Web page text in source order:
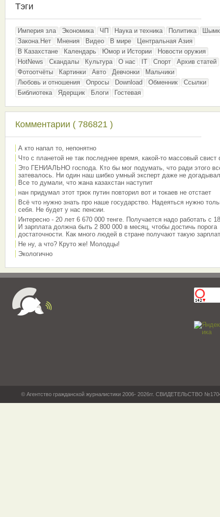
Тэги
Империя зла Экономика ЧП Наука и техника Политика
Закона.Нет
Мнения Видео В мире
Центральная Азия
В Казахстане
Календарь Юмор и Истории
Новости оружия
HotNews
Скандалы Культура О нас IT Спорт
Архив статей
Фотоотчёты
Картинки Авто Девчонки
Мальчики
Любовь и отношения
Опросы Download Обменник
Ссылки
Библиотека
Ядерщик Блоги Гостевая
Комментарии ( 786821 )
А кто напал то, непонятно
Что с планетой не так последнее время, какой-то массовый свист
Это ГЕНИАЛЬНО господа. Кто бы мог подумать, что ради этого
затевалось. Ни один наш шибко умный эксперт даже не
Все то думали, что жана казахстан наступит
нан придумал этот трюк путин повторил вот и токаев не отстает
Всё что нужно знать про наше государство. Надеяться нужно
себя. Не будет у нас пенсии.
Интересно - 20 лет 6 670 000 тенге. Получается надо работать с
И зарплата должна быть 2 800 000 в месяц, чтобы достичь порога
достаточности. Как много людей в стране получают такую
Не ну, а что? Круто же! Молодцы!
Экологично
© Агентство гражданской журналистики 2006- 2026гг. СВИДЕТЕЛЬСТВО